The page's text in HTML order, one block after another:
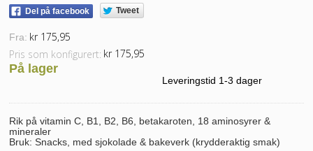
Del på facebook Tweet
Fra: kr 175,95
Pris som konfigurert: kr 175,95
På lager
Leveringstid 1-3 dager
Rik på vitamin C, B1, B2, B6, betakaroten, 18 aminosyrer &
mineraler
Bruk: Snacks, med sjokolade & bakeverk (krydderaktig smak)